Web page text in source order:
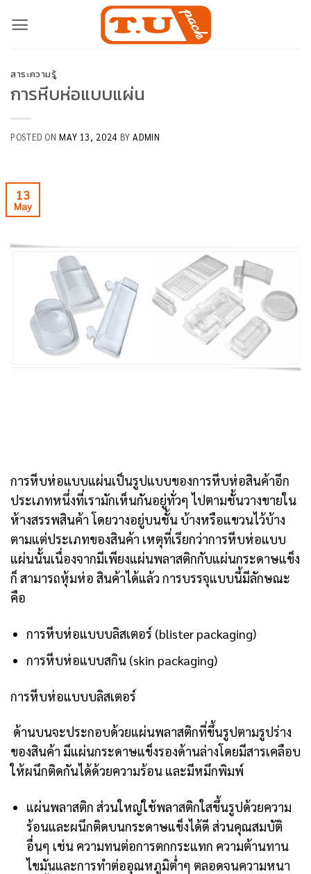
สาระความรู้
การหีบห่อแบบแผ่น
POSTED ONMAY 13, 2024 BYADMIN
13
May
การหีบห่อแบบแผ่นเป็นรูปแบบของการหีบห่อสินค้าอีก
ประเภทหนึ่งที่เรามักเห็นกันอยู่ทั่วๆ ไปตามชั้นวางขายใน
ห้างสรรพสินค้า โดยวางอยู่บนชั้น บ้างหรือแขวนไว้บ้าง
ตามแต่ประเภทของสินค้า เหตุที่เรียกว่าการหีบห่อแบบ
แผ่นนั้นเนื่องจากมีเพียงแผ่นพลาสติกกับแผ่นกระดาษแข็ง
ก็ สามารถหุ้มห่อ สินค้าได้แล้ว การบรรจุแบบนี้มีลักษณะ
คือ
การหีบห่อแบบบลิสเตอร์ (blister packaging)
การหีบห่อแบบสกิน (skin packaging)
การหีบห่อแบบบลิสเตอร์
ด้านบนจะประกอบด้วยแผ่นพลาสติกที่ขึ้นรูปตามรูปร่าง
ของสินค้า มีแผ่นกระดาษแข็งรองด้านล่างโดยมีสารเคลือบ
ให้ผนึกติดกันได้ด้วยความร้อน และมีหมึกพิมพ์
แผ่นพลาสติก ส่วนใหญ่ใช้พลาสติกใสขึ้นรูปด้วยความ
ร้อนและผนึกติดบนกระดาษแข็งได้ดี ส่วนคุณสมบัติ
อื่นๆ เช่น ความทนต่อการตกกระแทก ความต้านทาน
ไขมันและการทำต่ออุณหภูมิต่ำๆ ตลอดจนความหนา